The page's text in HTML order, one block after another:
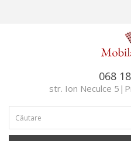
068
str. Ion Neculce